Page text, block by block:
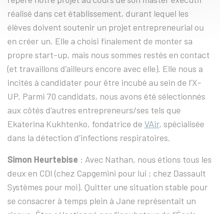
réalisé dans cet établissement, durant lequel les
élèves doivent soutenir un projet entrepreneurial ou
en créer un. Elle a choisi finalement de monter sa
propre start-up, mais nous sommes restés en contact
(et travaillons d’ailleurs encore avec elle). Elle nous a
incités à candidater pour être incubé au sein de l’X-
UP. Parmi 70 candidats, nous avons été sélectionnés
aux côtés d’autres entrepreneurs/ses tels que
Ekaterina Kukhtenko, fondatrice de VAir, spécialisée
dans la détection d’infections respiratoires.
Simon Heurtebise : Avec Nathan, nous étions tous les
deux en CDI (chez Capgemini pour lui ; chez Dassault
Systèmes pour moi). Quitter une situation stable pour
se consacrer à temps plein à Jane représentait un